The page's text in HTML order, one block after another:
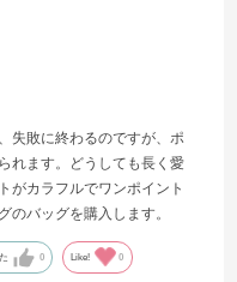
失敗に終わるのですが、ポ
れます。どうしても長く愛
がカラフルでワンポイント
のバッグを購入します。
0 Like! 0